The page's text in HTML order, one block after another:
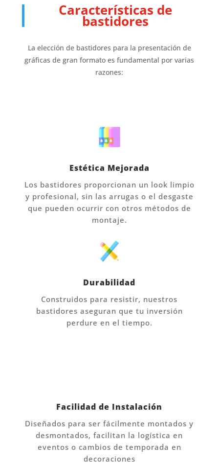
Características de
bastidores
La elección de bastidores para la presentación de
gráficas de gran formato es fundamental por varias
razones:
Estética Mejorada
Los bastidores proporcionan un look limpio
y profesional, sin las arrugas o el desgaste
que pueden ocurrir con otros métodos de
montaje.
Durabilidad
Construidos para resistir, nuestros
bastidores aseguran que tu inversión
perdure en el tiempo.
Facilidad de Instalación
Diseñados para ser fácilmente montados y
desmontados, facilitan la logística en
eventos o cambios de temporada en
decoraciones